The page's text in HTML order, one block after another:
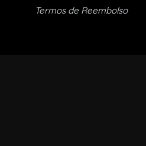
Termos de Reembolso